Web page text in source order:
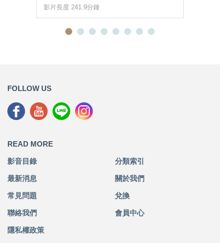
影片長度 241.9分鐘
FOLLOW US
READ MORE
影音目錄 分類索引
最新消息 關於我們
常見問題 兌換
聯絡我們 會員中心
隱私權政策